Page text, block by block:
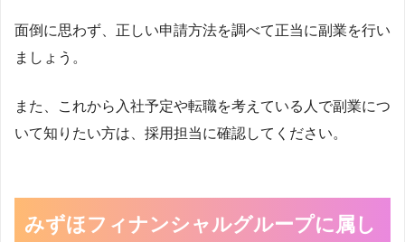
面倒に思わず、正しい申請方法を調べて正当に副業を行い
ましょう。
また、これから入社予定や転職を考えている人で副業につ
いて知りたい方は、採用担当に確認してください。
みずほフィナンシャルグループに属し